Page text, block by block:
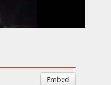
Embed